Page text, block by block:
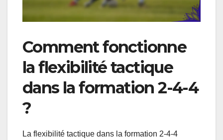
Comment fonctionne
la flexibilité tactique
dans la formation 2-4-4
?
La flexibilité tactique dans la formation 2-4-4